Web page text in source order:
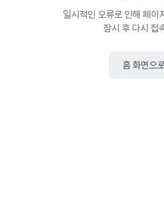
일시적인 오류로 인해 페이
잠시 후 다시 접
홈 화면으